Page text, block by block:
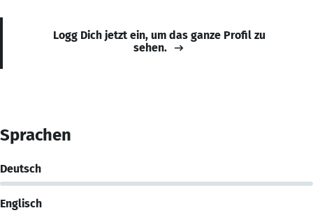
Logg Dich jetzt ein, um das ganze Profil zu
sehen.
Sprachen
Deutsch
Englisch